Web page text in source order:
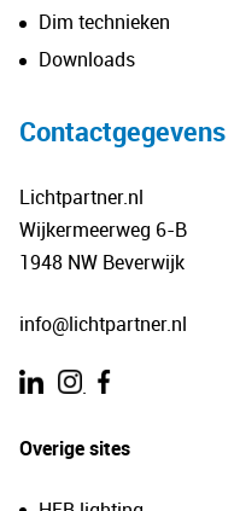
Dim technieken
Downloads
Contactgegevens
Lichtpartner.nl
Wijkermeerweg 6-B
1948 NW Beverwijk
info@lichtpartner.nl
.
Overige sites